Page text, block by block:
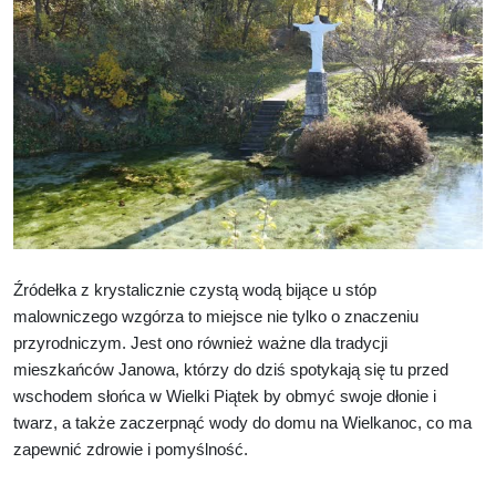
Źródełka z krystalicznie czystą wodą bijące u stóp
malowniczego wzgórza to miejsce nie tylko o znaczeniu
przyrodniczym. Jest ono również ważne dla tradycji
mieszkańców Janowa, którzy do dziś spotykają się tu przed
wschodem słońca w Wielki Piątek by obmyć swoje dłonie i
twarz, a także zaczerpnąć wody do domu na Wielkanoc, co ma
zapewnić zdrowie i pomyślność.